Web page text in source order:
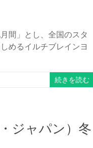
間」とし、全国のスタ
めるイルチブレインヨ
続きを読む
ジャパン）冬